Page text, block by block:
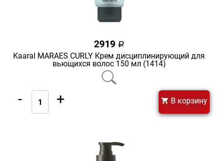
2919 a
Kaaral MARAES CURLY Крем дисциплинирующий для
вьющихся волос 150 мл (1414)
- + В корзину